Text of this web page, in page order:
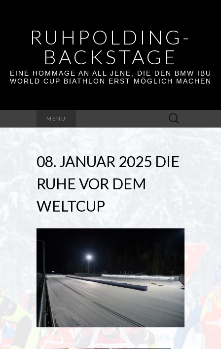
RUHPOLDING-
BACKSTAGE
EINE HOMMAGE AN ALL JENE, DIE DEN BMW IBU
WORLD CUP BIATHLON ERST MÖGLICH MACHEN
MENU
Suchen
nach:
08. JANUAR 2025 DIE
RUHE VOR DEM
WELTCUP